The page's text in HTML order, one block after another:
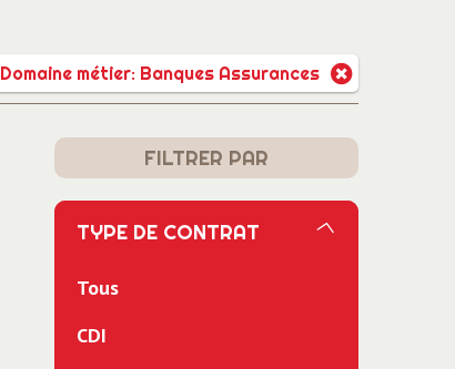
Domaine métier: Banques Assurances
FILTRER PAR
TYPE DE CONTRAT
Tous
CDI